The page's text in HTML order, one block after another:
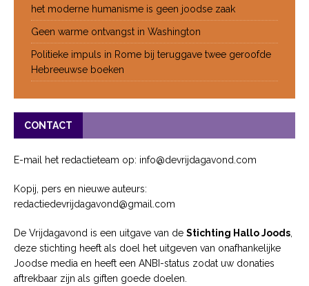
het moderne humanisme is geen joodse zaak
Geen warme ontvangst in Washington
Politieke impuls in Rome bij teruggave twee geroofde
Hebreeuwse boeken
CONTACT
E-mail het redactieteam op: info@devrijdagavond.com
Kopij, pers en nieuwe auteurs:
redactiedevrijdagavond@gmail.com
De Vrijdagavond is een uitgave van de Stichting Hallo Joods
deze stichting heeft als doel het uitgeven van onafhankelijke
Joodse media en heeft een ANBI-status zodat uw donaties
aftrekbaar zijn als giften goede doelen.